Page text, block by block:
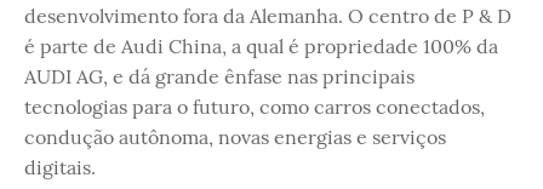
desenvolvimento fora da Alemanha. O centro de P & D
é parte de Audi China, a qual é propriedade 100% da
AUDI AG, e dá grande ênfase nas principais
tecnologias para o futuro, como carros conectados,
condução autônoma, novas energias e serviços
digitais.